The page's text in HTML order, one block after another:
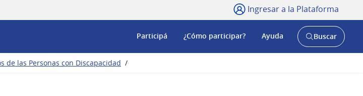
Ingresar a la Plataforma
Participá ¿Cómo participar? Ayuda
AbrirBuscar
de las Personas con Discapacidad /